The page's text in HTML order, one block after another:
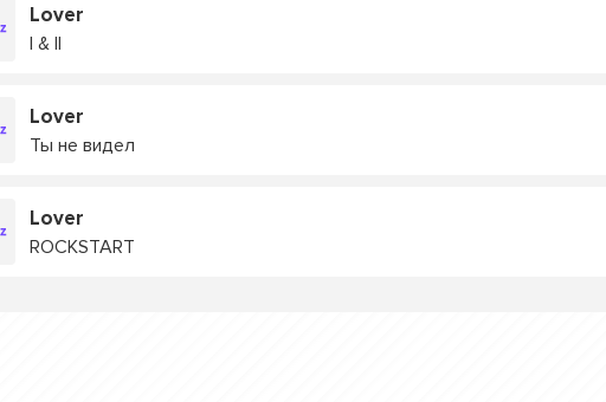
Lover
I & II
Lover
Ты не видел
Lover
ROCKSTART